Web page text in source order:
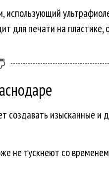
печати на пластике,
создавать изысканные и
не тускнеют со